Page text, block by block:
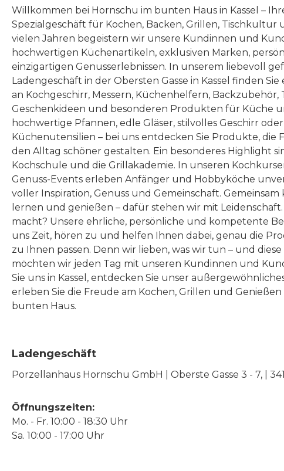
Willkommen bei Hornschu im bunten Haus in Kassel –
Spezialgeschäft für Kochen, Backen, Grillen, Tischkultur
vielen Jahren begeistern wir unsere Kundinnen und
hochwertigen Küchenartikeln, exklusiven Marken,
einzigartigen Genusserlebnissen. In unserem liebevoll
Ladengeschäft in der Obersten Gasse in Kassel finden Sie
an Kochgeschirr, Messern, Küchenhelfern, Backzubehör,
Geschenkideen und besonderen Produkten für Küche
hochwertige Pfannen, edle Gläser, stilvolles Geschirr
Küchenutensilien – bei uns entdecken Sie Produkte, die
den Alltag schöner gestalten. Ein besonderes Highlight
Kochschule und die Grillakademie. In unseren
Genuss-Events erleben Anfänger und Hobbyköche
voller Inspiration, Genuss und Gemeinschaft. Gemeinsam
lernen und genießen – dafür stehen wir mit
macht? Unsere ehrliche, persönliche und kompetente
uns Zeit, hören zu und helfen Ihnen dabei, genau die
zu Ihnen passen. Denn wir lieben, was wir tun – und
möchten wir jeden Tag mit unseren Kundinnen und
Sie uns in Kassel, entdecken Sie unser
erleben Sie die Freude am Kochen, Grillen und
bunten Haus.
Ladengeschäft
Porzellanhaus Hornschu GmbH | Oberste Gasse 3 - 7, |
Öffnungszeiten:
Mo. - Fr. 10:00 - 18:30 Uhr
Sa. 10:00 - 17:00 Uhr